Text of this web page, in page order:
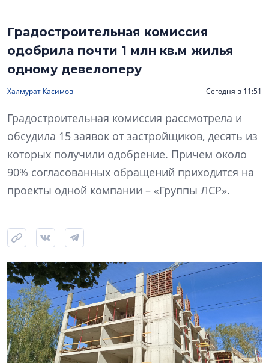
Градостроительная комиссия
одобрила почти 1 млн кв.м жилья
одному девелоперу
Халмурат Касимов Сегодня в 11:51
Градостроительная комиссия рассмотрела и
обсудила 15 заявок от застройщиков, десять из
которых получили одобрение. Причем около
90% согласованных обращений приходится на
проекты одной компании – «Группы ЛСР».